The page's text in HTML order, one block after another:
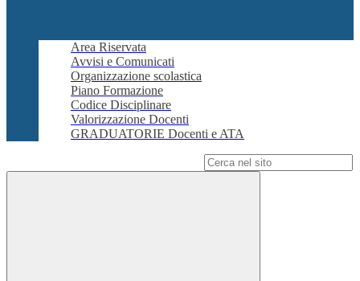
Area Riservata
Avvisi e Comunicati
Organizzazione scolastica
Piano Formazione
Codice Disciplinare
Valorizzazione Docenti
GRADUATORIE Docenti e ATA